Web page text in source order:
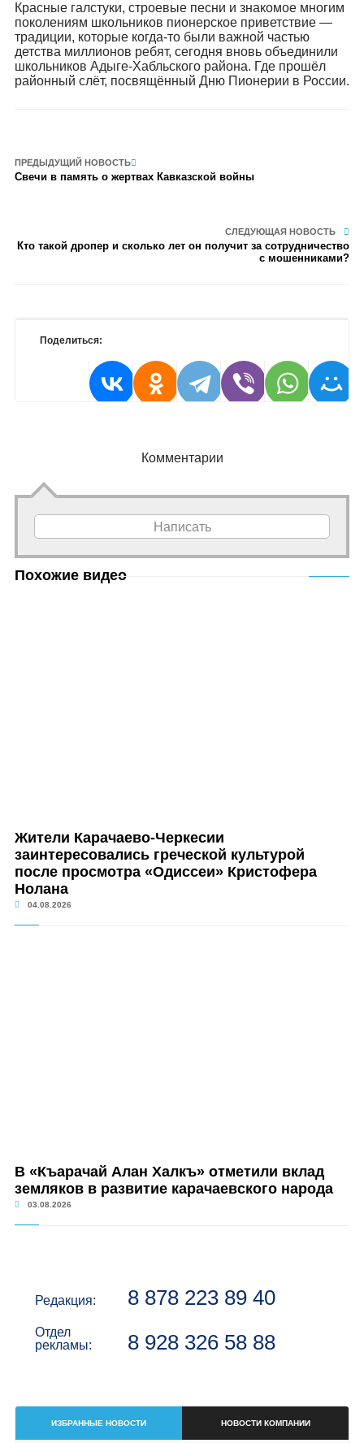
Красные галстуки, строевые песни и знакомое многим
поколениям школьников пионерское приветствие —
традиции, которые когда-то были важной частью
детства миллионов ребят, сегодня вновь объединили
школьников Адыге-Хабльского района. Где прошёл
районный слёт, посвящённый Дню Пионерии в России.
ПРЕДЫДУЩИЙ НОВОСТЬ
Свечи в память о жертвах Кавказской войны
СЛЕДУЮЩАЯ НОВОСТЬ
Кто такой дропер и сколько лет он получит за сотрудничество
с мошенниками?
Поделиться:
Комментарии
Написать
Похожие видео
Жители Карачаево-Черкесии
заинтересовались греческой культурой
после просмотра «Одиссеи» Кристофера
Нолана
04.08.2026
В «Къарачай Алан Халкъ» отметили вклад
земляков в развитие карачаевского народа
03.08.2026
Редакция: 8 878 223 89 40
Отдел
рекламы:
8 928 326 58 88
ИЗБРАННЫЕ НОВОСТИ НОВОСТИ КОМПАНИИ